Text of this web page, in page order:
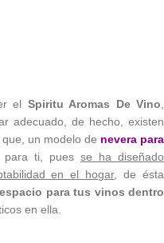
el Spiritu Aromas De Vino
adecuado, de hecho, existen
que, un modelo de nevera para
para ti, pues se ha diseñado
en el hogar, de ésta
para tus vinos dentro
en ella.